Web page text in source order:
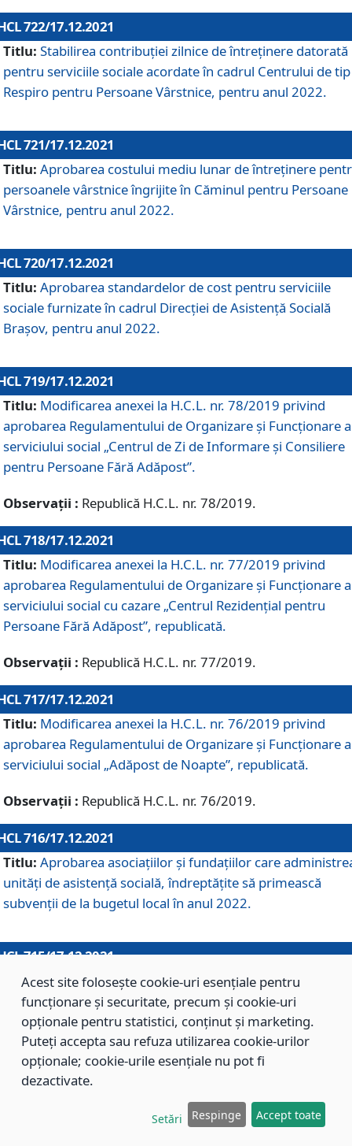
722/17.12.2021
Titlu: Stabilirea contribuţiei zilnice de întreținere datorată
pentru serviciile sociale acordate în cadrul Centrului de tip
Respiro pentru Persoane Vârstnice, pentru anul 2022.
721/17.12.2021
Titlu: Aprobarea costului mediu lunar de întreţinere
persoanele vârstnice îngrijite în Căminul pentru Persoane
Vârstnice, pentru anul 2022.
720/17.12.2021
Titlu: Aprobarea standardelor de cost pentru serviciile
sociale furnizate în cadrul Direcției de Asistență Socială
Brașov, pentru anul 2022.
719/17.12.2021
Titlu: Modificarea anexei la H.C.L. nr. 78/2019 privind
aprobarea Regulamentului de Organizare și Funcționare
serviciului social „Centrul de Zi de Informare şi Consiliere
pentru Persoane Fără Adăpost”.
Observații : Republică H.C.L. nr. 78/2019.
718/17.12.2021
Titlu: Modificarea anexei la H.C.L. nr. 77/2019 privind
aprobarea Regulamentului de Organizare și Funcționare
serviciului social cu cazare „Centrul Rezidențial pentru
Persoane Fără Adăpost”, republicată.
Observații : Republică H.C.L. nr. 77/2019.
717/17.12.2021
Titlu: Modificarea anexei la H.C.L. nr. 76/2019 privind
aprobarea Regulamentului de Organizare şi Funcționare
serviciului social „Adăpost de Noapte”, republicată.
Observații : Republică H.C.L. nr. 76/2019.
716/17.12.2021
Titlu: Aprobarea asociaţiilor şi fundaţiilor care
unităţi de asistenţă socială, îndreptăţite să primească
subvenţii de la bugetul local în anul 2022.
715/17.12.2021
Titlu: Aprobarea Planului de acţiuni sau lucrări de interes
local pentru anul 2022.
714/17.12.2021
Titlu: Modificarea Anexei la H.C.L. nr. 709/2020 privind
aprobarea Regulamentului de Organizare şi Funcţionare
Direcţiei de Asistenţă Socială Braşov.
Acest site folosește cookie-uri esențiale pentru
funcționare și securitate, precum și cookie-uri
opționale pentru statistici, conținut și marketing.
Puteți accepta sau refuza utilizarea cookie-urilor
opționale; cookie-urile esențiale nu pot fi
dezactivate.
Setări Respinge Accept toate